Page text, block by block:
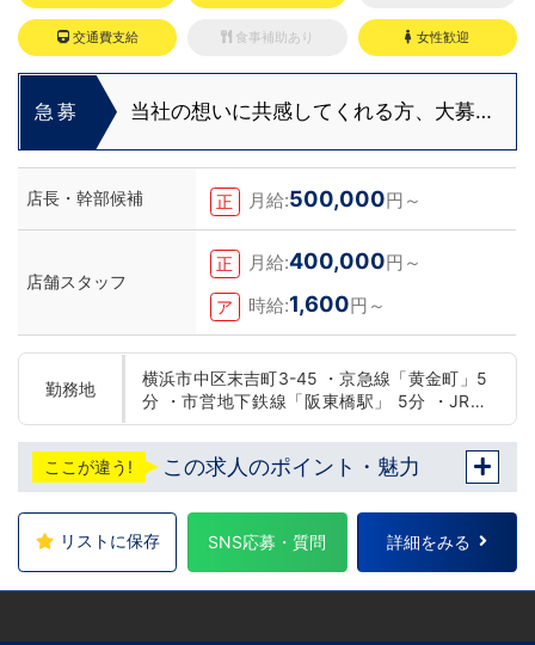
交通費支給 食事補助あり 女性歓迎
急募
当社の想いに共感してくれる方、大募
店長・幹部候補 正 月給:500,000円～
店舗スタッフ
正 月給:400,000円～
ア 時給:1,600円～
勤務地
横浜市中区末吉町3-45 ・京急線「黄金町」5
分 ・市営地下鉄線「阪東橋駅」 5分 ・JR線
「関内駅」15分
ここが違う! この求人のポイント・魅力
リストに保存 SNS応募・質問 詳細をみる